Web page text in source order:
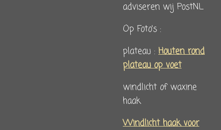
adviseren wij PostNL
Op Foto's :
plateau : Houten rond
plateau op voet
windlicht of waxine
haak
Windlicht haak voor